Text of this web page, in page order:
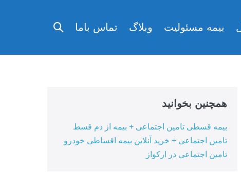
بیمه مسئولیت وبلاگ تماس باما
تغییر
همچنین بخوانید
بیمه قسطی تامین اجتماعی + بیمه از دم قسط
تامین اجتماعی + خرید آنلاین بیمه اقساطی خودرو
تامین اجتماعی در ارکواز